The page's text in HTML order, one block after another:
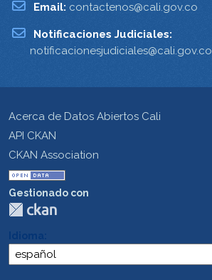
Email: contactenos@cali.gov.co
Notificaciones Judiciales:
notificacionesjudiciales@cali.gov.co
Acerca de Datos Abiertos Cali
API CKAN
CKAN Association
Gestionado con